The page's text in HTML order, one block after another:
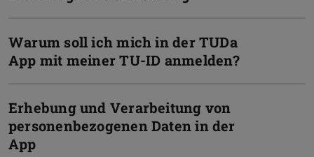
Warum soll ich mich in der TUDa
App mit meiner TU-ID anmelden?
Erhebung und Verarbeitung von
personenbezogenen Daten in der
App